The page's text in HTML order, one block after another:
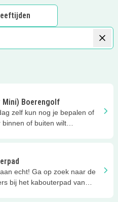
Mini) Boerengolf
zelf kun nog je bepalen of
binnen of buiten wilt
echt! Ga op zoek naar de
bij het kabouterpad van